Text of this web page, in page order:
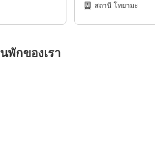
สถานี โทยามะ
พักของเรา